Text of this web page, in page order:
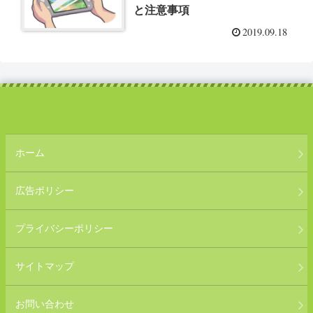
と注意事項
2019.09.18
ホーム
広告ポリシー
プライバシーポリシー
サイトマップ
お問い合わせ